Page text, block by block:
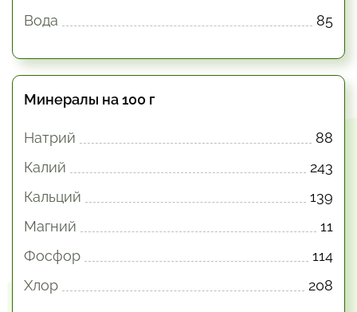
Вода
85
Минералы на 100 г
Натрий
88
Калий
243
Кальций
139
Магний
11
Фосфор
114
Хлор
208